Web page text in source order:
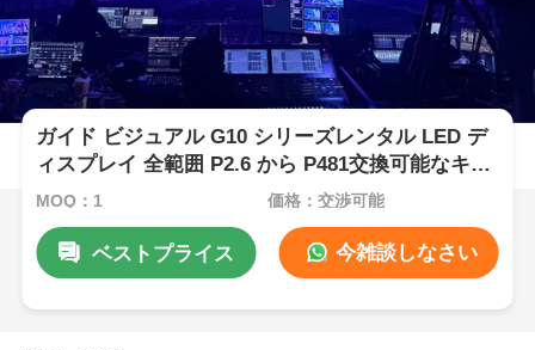
ガイド ビジュアル G10 シリーズレンタル LED デ
ィスプレイ 全範囲 P2.6 から P481交換可能なキャ
ビネット
MOQ：1 価格：交渉可能
ベストプライス 今雑談しなさい